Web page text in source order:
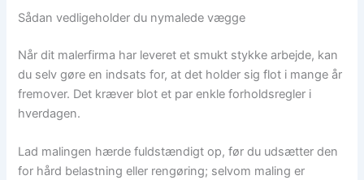
Sådan vedligeholder du nymalede vægge
Når dit malerfirma har leveret et smukt stykke arbejde, kan
du selv gøre en indsats for, at det holder sig flot i mange år
fremover. Det kræver blot et par enkle forholdsregler i
hverdagen.
Lad malingen hærde fuldstændigt op, før du udsætter den
for hård belastning eller rengøring; selvom maling er